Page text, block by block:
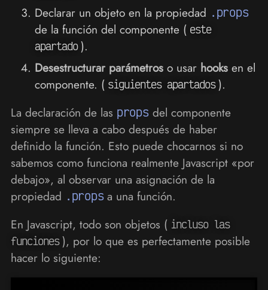
Declarar un objeto en la propiedad .props
de la función del componente ( este
apartado ).
Desestructurar parámetroso usar hooksen el
componente. ( siguientes apartados ).
La declaración de las propsdel componente
siempre se lleva a cabo después de haber
definido la función. Esto puede chocarnos si no
sabemos como funciona realmente Javascript «por
debajo», al observar una asignación de la
propiedad .propsa una función.
En Javascript, todo son objetos ( incluso las
funciones ), por lo que es perfectamente posible
hacer lo siguiente: